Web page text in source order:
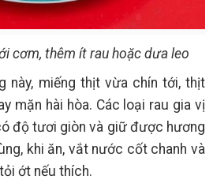
cơm, thêm ít rau hoặc dưa leo
này, miếng thịt vừa chín tới, thịt
mặn hài hòa. Các loại rau gia vị
độ tươi giòn và giữ được hương
khi ăn, vắt nước cốt chanh và
ớt nếu thích.